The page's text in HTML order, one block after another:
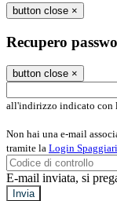
button close ×
Recupero
button close ×
all'indirizzo indicato con
Non hai una e-mail
tramite la Login Spaggiari
E-mail inviata, si